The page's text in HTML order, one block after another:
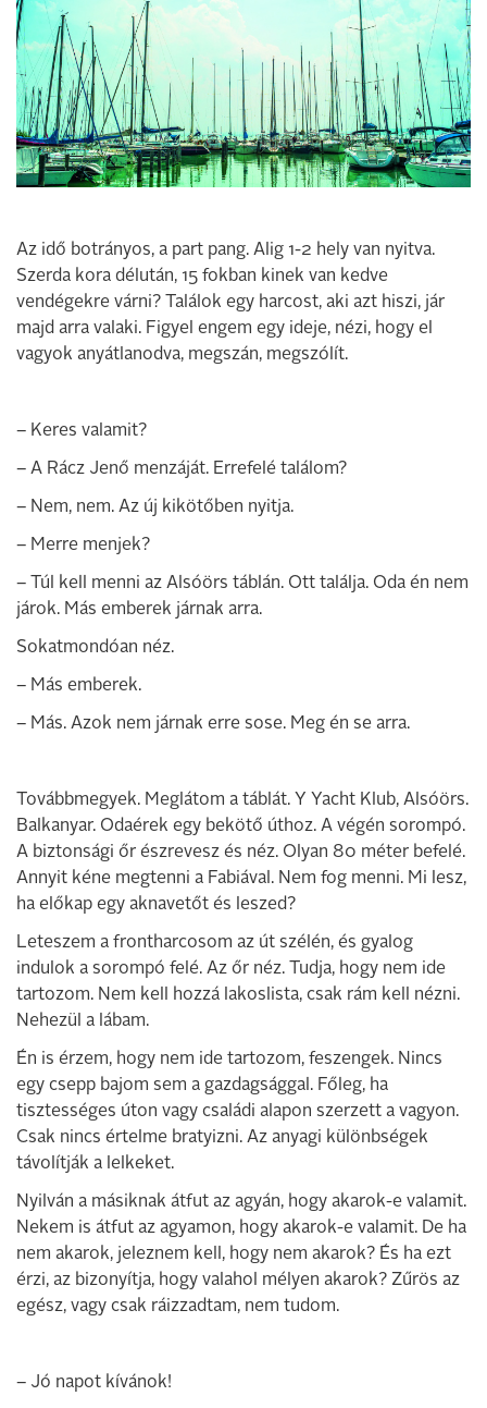
Az idő botrányos, a part pang. Alig 1-2 hely van nyitva.
Szerda kora délután, 15 fokban kinek van kedve
vendégekre várni? Találok egy harcost, aki azt hiszi, jár
majd arra valaki. Figyel engem egy ideje, nézi, hogy el
vagyok anyátlanodva, megszán, megszólít.
– Keres valamit?
– A Rácz Jenő menzáját. Errefelé találom?
– Nem, nem. Az új kikötőben nyitja.
– Merre menjek?
– Túl kell menni az Alsóörs táblán. Ott találja. Oda én nem
járok. Más emberek járnak arra.
Sokatmondóan néz.
– Más emberek.
– Más. Azok nem járnak erre sose. Meg én se arra.
Továbbmegyek. Meglátom a táblát. Y Yacht Klub, Alsóörs.
Balkanyar. Odaérek egy bekötő úthoz. A végén sorompó.
A biztonsági őr észrevesz és néz. Olyan 80 méter befelé.
Annyit kéne megtenni a Fabiával. Nem fog menni. Mi lesz,
ha előkap egy aknavetőt és leszed?
Leteszem a frontharcosom az út szélén, és gyalog
indulok a sorompó felé. Az őr néz. Tudja, hogy nem ide
tartozom. Nem kell hozzá lakoslista, csak rám kell nézni.
Nehezül a lábam.
Én is érzem, hogy nem ide tartozom, feszengek. Nincs
egy csepp bajom sem a gazdagsággal. Főleg, ha
tisztességes úton vagy családi alapon szerzett a vagyon.
Csak nincs értelme bratyizni. Az anyagi különbségek
távolítják a lelkeket.
Nyilván a másiknak átfut az agyán, hogy akarok-e valamit.
Nekem is átfut az agyamon, hogy akarok-e valamit. De ha
nem akarok, jeleznem kell, hogy nem akarok? És ha ezt
érzi, az bizonyítja, hogy valahol mélyen akarok? Zűrös az
egész, vagy csak ráizzadtam, nem tudom.
– Jó napot kívánok!